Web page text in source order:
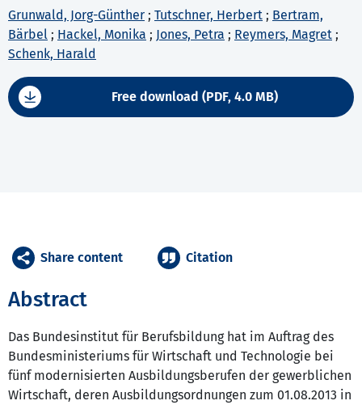
Grunwald, Jorg-Günther ; Tutschner, Herbert ; Bertram,
Bärbel ; Hackel, Monika ; Jones, Petra ; Reymers, Magret ;
Schenk, Harald
Free download (PDF, 4.0 MB)
Abstract
Das Bundesinstitut für Berufsbildung hat im Auftrag des
Bundesministeriums für Wirtschaft und Technologie bei
fünf modernisierten Ausbildungsberufen der gewerblichen
Wirtschaft, deren Ausbildungsordnungen zum 01.08.2013 in
Share content Citation